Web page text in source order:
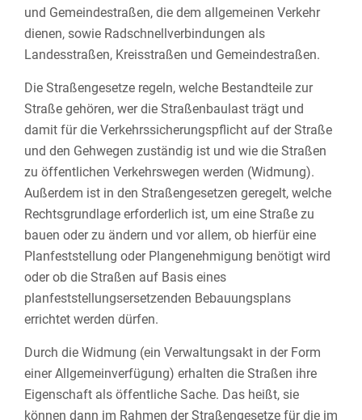
und Gemeindestraßen, die dem allgemeinen Verkehr
dienen, sowie Radschnellverbindungen als
Landesstraßen, Kreisstraßen und Gemeindestraßen.
Die Straßengesetze regeln, welche Bestandteile zur
Straße gehören, wer die Straßenbaulast trägt und
damit für die Verkehrssicherungspflicht auf der Straße
und den Gehwegen zuständig ist und wie die Straßen
zu öffentlichen Verkehrswegen werden (Widmung).
Außerdem ist in den Straßengesetzen geregelt, welche
Rechtsgrundlage erforderlich ist, um eine Straße zu
bauen oder zu ändern und vor allem, ob hierfür eine
Planfeststellung oder Plangenehmigung benötigt wird
oder ob die Straßen auf Basis eines
planfeststellungsersetzenden Bebauungsplans
errichtet werden dürfen.
Durch die Widmung (ein Verwaltungsakt in der Form
einer Allgemeinverfügung) erhalten die Straßen ihre
Eigenschaft als öffentliche Sache. Das heißt, sie
können dann im Rahmen der Straßengesetze für die im